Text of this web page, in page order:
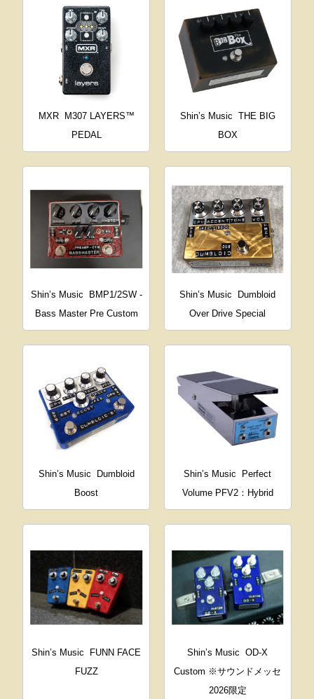
MXR
M307 LAYERS™
PEDAL
Shin’s Music THE BIG
BOX
Shin’s Music
BMP1/2SW -
Bass Master Pre Custom
Shin’s Music
Dumbloid
Over Drive Special
Shin’s Music
Dumbloid
Boost
Shin’s Music
Perfect
Volume PFV2：Hybrid
Shin’s Music
FUNN FACE
FUZZ
Shin’s Music
OD-X
Custom ※サウンドメッセ
2026限定